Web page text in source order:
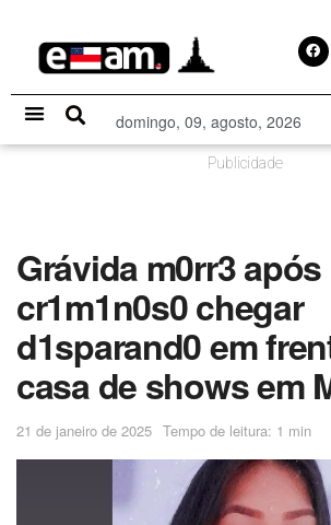
domingo, 09, agosto, 2026
Publicidade
Grávida m0rr3 após
cr1m1n0s0 chegar
d1sparand0 em
casa de shows em
21 de janeiro de 2025 Tempo de leitura: 1 min